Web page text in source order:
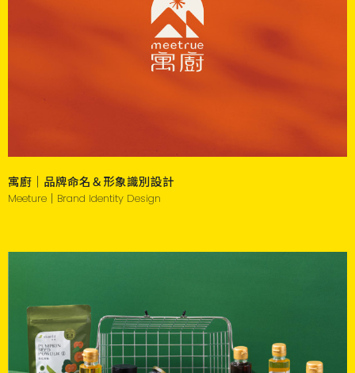
寓廚｜品牌命名＆形象識別設計
Meeture｜Brand Identity Design